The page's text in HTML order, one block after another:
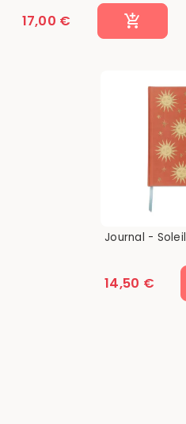
17,00 €
Journal - Soleil
14,50 €